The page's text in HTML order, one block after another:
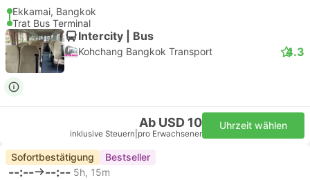
Ekkamai, Bangkok
Trat Bus Terminal
Intercity | Bus
Kohchang Bangkok Transport 4.3
Ab USD 10
inklusive Steuern pro Erwachsener
Uhrzeit wählen
Sofortbestätigung Bestseller
--:-- --:-- 5h, 15m